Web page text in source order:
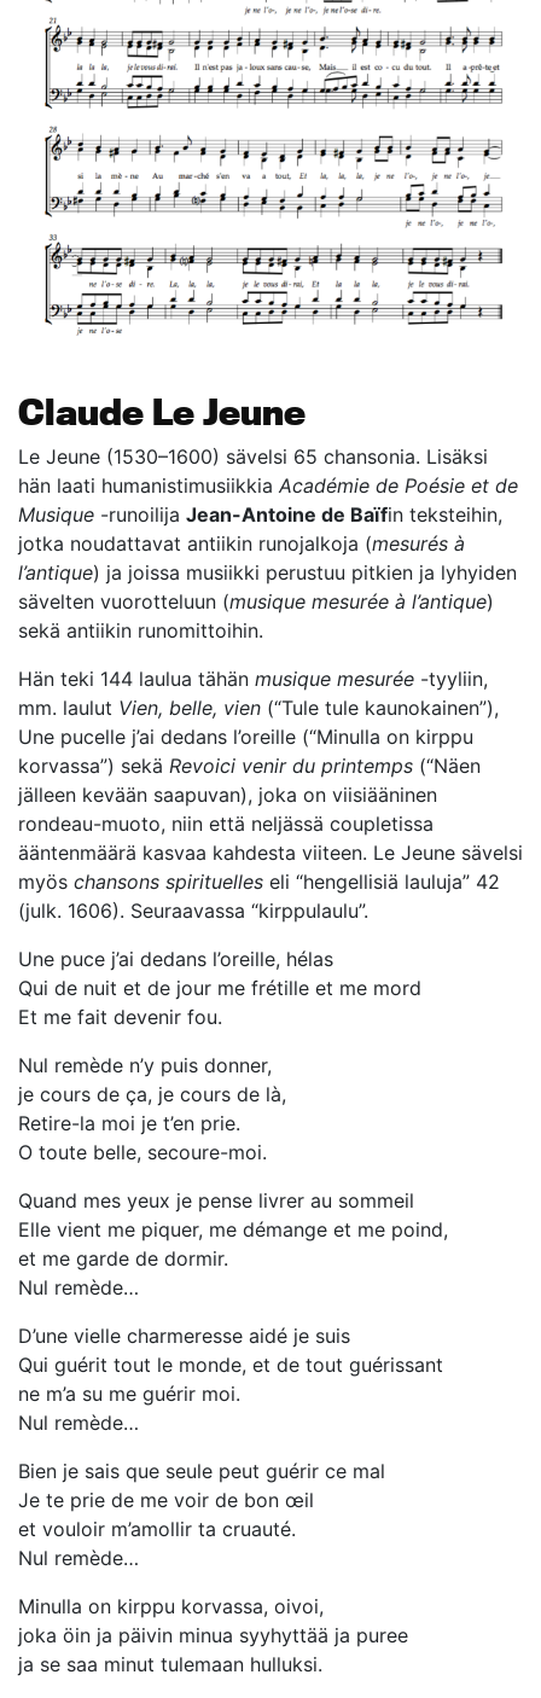
Claude Le Jeune
Le Jeune (1530–1600) sävelsi 65 chansonia. Lisäksi
hän laati humanistimusiikkia Académie de Poésie et de
Musique -runoilija Jean-Antoine de Baïfin teksteihin,
jotka noudattavat antiikin runojalkoja (mesurés à
l’antique) ja joissa musiikki perustuu pitkien ja lyhyiden
sävelten vuorotteluun (musique mesurée à l’antique)
sekä antiikin runomittoihin.
Hän teki 144 laulua tähän musique mesurée -tyyliin,
mm. laulut Vien, belle, vien (“Tule tule kaunokainen”),
Une pucelle j’ai dedans l’oreille (“Minulla on kirppu
korvassa”) sekä Revoici venir du printemps (“Näen
jälleen kevään saapuvan), joka on viisiääninen
rondeau-muoto, niin että neljässä coupletissa
ääntenmäärä kasvaa kahdesta viiteen. Le Jeune sävelsi
myös chansons spirituelles eli “hengellisiä lauluja” 42
(julk. 1606). Seuraavassa “kirppulaulu”.
Une puce j’ai dedans l’oreille, hélas
Qui de nuit et de jour me frétille et me mord
Et me fait devenir fou.
Nul remède n’y puis donner,
je cours de ça, je cours de là,
Retire-la moi je t’en prie.
O toute belle, secoure-moi.
Quand mes yeux je pense livrer au sommeil
Elle vient me piquer, me démange et me poind,
et me garde de dormir.
Nul remède…
D’une vielle charmeresse aidé je suis
Qui guérit tout le monde, et de tout guérissant
ne m’a su me guérir moi.
Nul remède…
Bien je sais que seule peut guérir ce mal
Je te prie de me voir de bon œil
et vouloir m’amollir ta cruauté.
Nul remède…
Minulla on kirppu korvassa, oivoi,
joka öin ja päivin minua syyhyttää ja puree
ja se saa minut tulemaan hulluksi.